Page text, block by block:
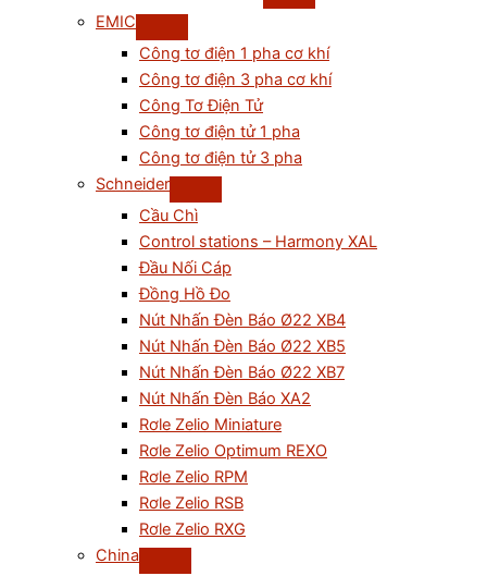
EMIC
Công tơ điện 1 pha cơ khí
Công tơ điện 3 pha cơ khí
Công Tơ Điện Tử
Công tơ điện tử 1 pha
Công tơ điện tử 3 pha
Schneider
Cầu Chì
Control stations – Harmony XAL
Đầu Nối Cáp
Đồng Hồ Đo
Nút Nhấn Đèn Báo Ø22 XB4
Nút Nhấn Đèn Báo Ø22 XB5
Nút Nhấn Đèn Báo Ø22 XB7
Nút Nhấn Đèn Báo XA2
Rơle Zelio Miniature
Rơle Zelio Optimum REXO
Rơle Zelio RPM
Rơle Zelio RSB
Rơle Zelio RXG
China